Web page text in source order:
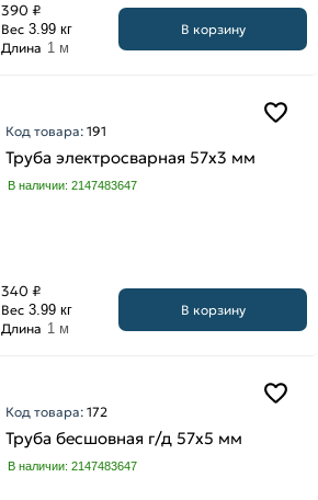
390 ₽
Вес 3.99 кг
Длина 1 м
В корзину
Код товара:191
Труба электросварная 57х3 мм
В наличии: 2147483647
340 ₽
Вес 3.99 кг
Длина 1 м
В корзину
Код товара:172
Труба бесшовная г/д 57х5 мм
В наличии: 2147483647